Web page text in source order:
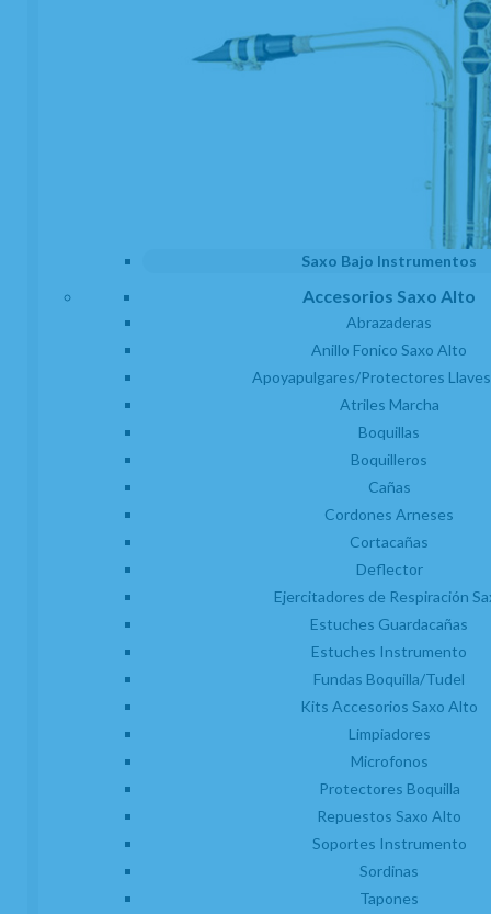
Saxo Bajo Instrumentos
Accesorios Saxo Alto
Abrazaderas
Anillo Fonico Saxo Alto
Apoyapulgares/Protectores Llaves
Atriles Marcha
Boquillas
Boquilleros
Cañas
Cordones Arneses
Cortacañas
Deflector
Ejercitadores de Respiración
Estuches Guardacañas
Estuches Instrumento
Fundas Boquilla/Tudel
Kits Accesorios Saxo Alto
Limpiadores
Microfonos
Protectores Boquilla
Repuestos Saxo Alto
Soportes Instrumento
Sordinas
Tapones